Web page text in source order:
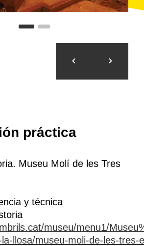
práctica
Museu Molí de les Tres
y técnica
museu/menu1/
la-llosa/museu-moli-de-les-tres-